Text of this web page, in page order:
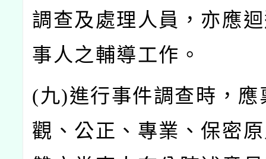
調查及處理人員，亦應
事人之輔導工作。
(九)進行事件調查時，應
觀、公正、專業、保密